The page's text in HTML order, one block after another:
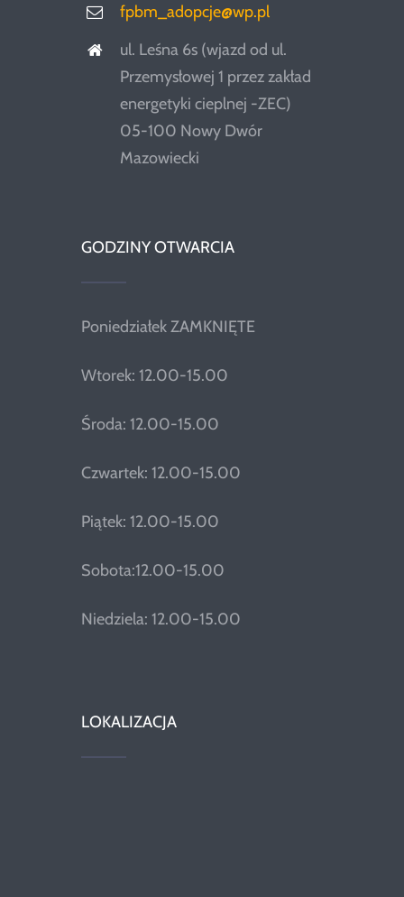
fpbm_adopcje@wp.pl
ul. Leśna 6s (wjazd od ul.
Przemysłowej 1 przez zakład
energetyki cieplnej -ZEC)
05-100 Nowy Dwór
Mazowiecki
GODZINY OTWARCIA
Poniedziałek ZAMKNIĘTE
Wtorek: 12.00-15.00
Środa: 12.00-15.00
Czwartek: 12.00-15.00
Piątek: 12.00-15.00
Sobota:12.00-15.00
Niedziela: 12.00-15.00
LOKALIZACJA